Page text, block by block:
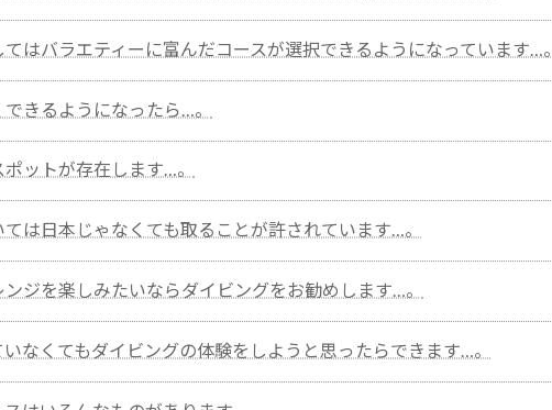
はバラエティーに富んだコースが選択できるようになっています…。
きるようになったら…。
ットが存在します…。
は日本じゃなくても取ることが許されています…。
ジを楽しみたいならダイビングをお勧めします…。
なくてもダイビングの体験をしようと思ったらできます…。